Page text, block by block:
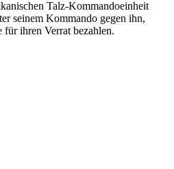
Talz-Kommandoeinheit
seinem Kommando gegen ihn,
ihren Verrat bezahlen.